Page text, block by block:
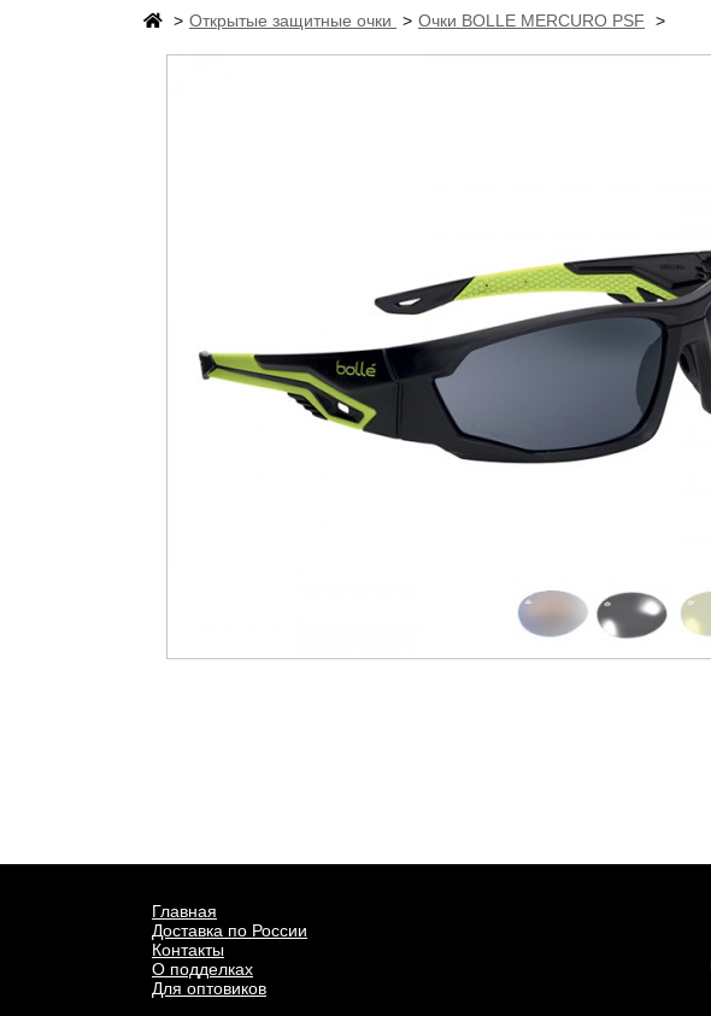
Открытые защитные очки Очки BOLLE MERCURO PSF
Главная
Доставка по России
Контакты
О подделках
Для оптовиков